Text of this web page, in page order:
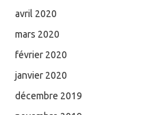
avril 2020
mars 2020
février 2020
janvier 2020
décembre 2019